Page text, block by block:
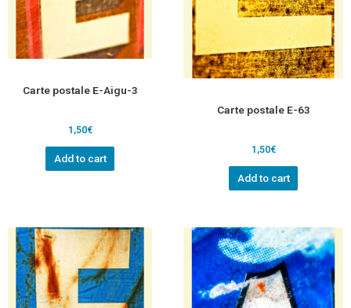
Carte postale E-Aigu-3
1,50€
Add to cart
Carte postale E-63
1,50€
Add to cart